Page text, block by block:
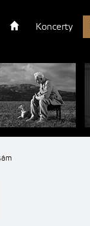
Koncerty